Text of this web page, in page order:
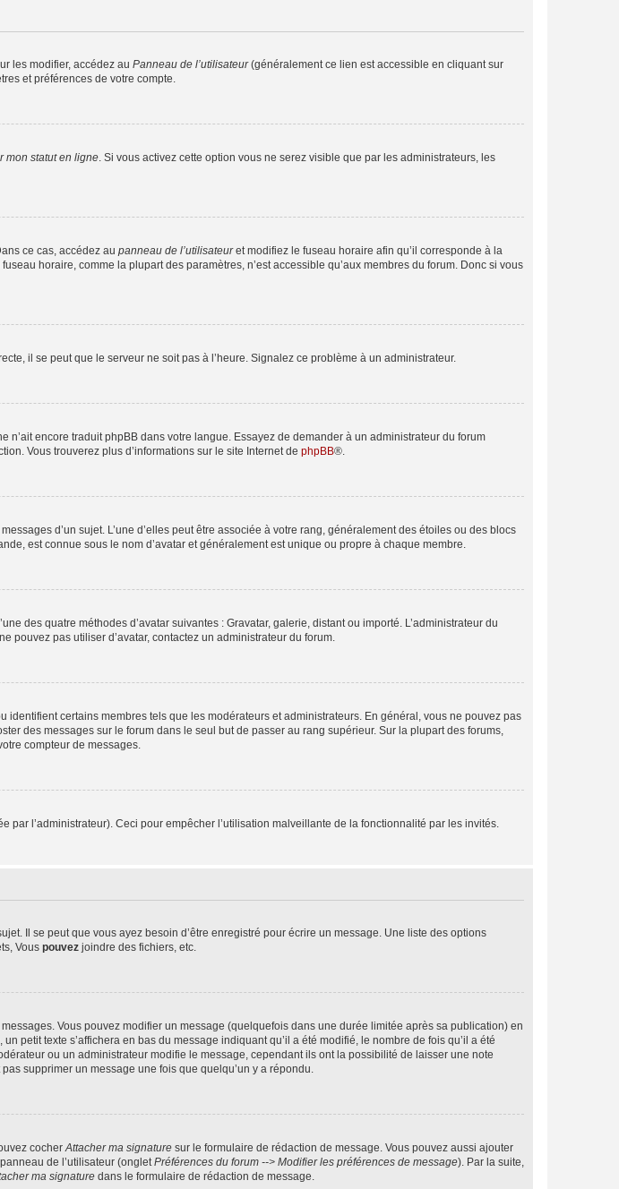
les modifier, accédez au Panneau de l’utilisateur(généralement ce lien est accessible en cliquant sur
et préférences de votre compte.
mon statut en ligne. Si vous activez cette option vous ne serez visible que par les administrateurs, les
ce cas, accédez au panneau de l’utilisateuret modifiez le fuseau horaire afin qu’il corresponde à la
horaire, comme la plupart des paramètres, n’est accessible qu’aux membres du forum. Donc si vous
il se peut que le serveur ne soit pas à l’heure. Signalez ce problème à un administrateur.
encore traduit phpBB dans votre langue. Essayez de demander à un administrateur du forum
Vous trouverez plus d’informations sur le site Internet de phpBB®.
d’un sujet. L’une d’elles peut être associée à votre rang, généralement des étoiles ou des blocs
est connue sous le nom d’avatar et généralement est unique ou propre à chaque membre.
des quatre méthodes d’avatar suivantes : Gravatar, galerie, distant ou importé. L’administrateur du
pouvez pas utiliser d’avatar, contactez un administrateur du forum.
certains membres tels que les modérateurs et administrateurs. En général, vous ne pouvez pas
des messages sur le forum dans le seul but de passer au rang supérieur. Sur la plupart des forums,
compteur de messages.
l’administrateur). Ceci pour empêcher l’utilisation malveillante de la fonctionnalité par les invités.
Il se peut que vous ayez besoin d’être enregistré pour écrire un message. Une liste des options
Vous pouvez joindre des fichiers, etc.
Vous pouvez modifier un message (quelquefois dans une durée limitée après sa publication) en
petit texte s’affichera en bas du message indiquant qu’il a été modifié, le nombre de fois qu’il a été
ou un administrateur modifie le message, cependant ils ont la possibilité de laisser une note
supprimer un message une fois que quelqu’un y a répondu.
cocherAttacher ma signature sur le formulaire de rédaction de message. Vous pouvez aussi ajouter
de l’utilisateur (ongletPréférences du forum --> Modifier les préférences de message). Par la suite,
ma signature dans le formulaire de rédaction de message.